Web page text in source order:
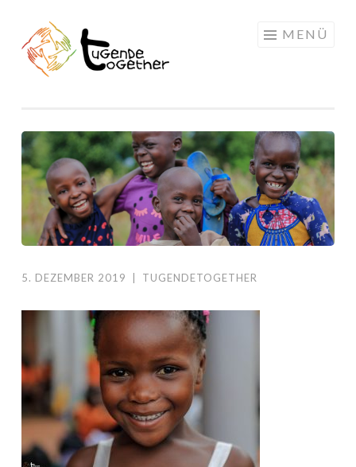
Springe
zum
Inhalt
MENÜ
5. DEZEMBER 2019 TUGENDETOGETHER